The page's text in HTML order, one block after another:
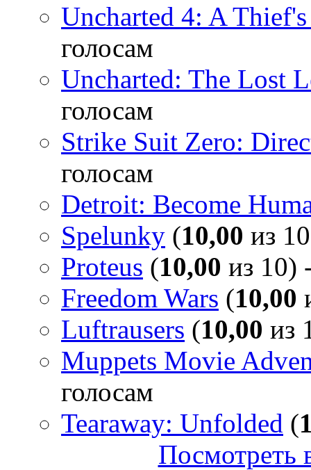
Uncharted 4: A
голосам
Uncharted: The Lost
голосам
Strike Suit Zero:
голосам
Detroit: Become
Spelunky (10,00 из
Proteus (10,00 из 10)
Freedom Wars (10,00
Luftrausers (10,00 из
Muppets Movie
голосам
Tearaway: Unfolded (
Посмотреть